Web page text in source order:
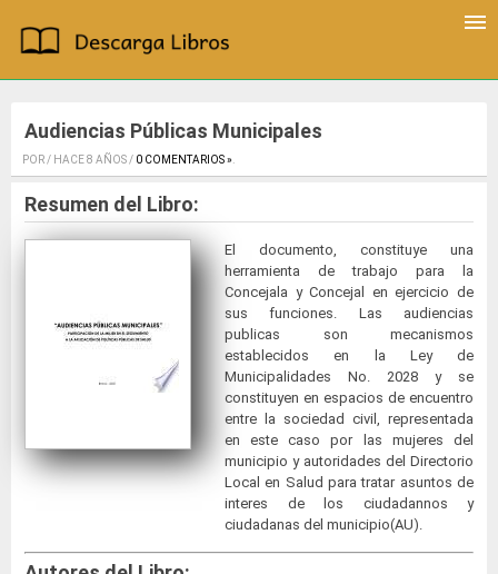
Audiencias Públicas Municipales
POR / HACE 8 AÑOS / 0 COMENTARIOS ».
Resumen del Libro:
El documento, constituye una
herramienta de trabajo para la
Concejala y Concejal en ejercicio de
sus funciones. Las audiencias
publicas son mecanismos
establecidos en la Ley de
Municipalidades No. 2028 y se
constituyen en espacios de encuentro
entre la sociedad civil, representada
en este caso por las mujeres del
municipio y autoridades del Directorio
Local en Salud para tratar asuntos de
interes de los ciudadannos y
ciudadanas del municipio(AU).